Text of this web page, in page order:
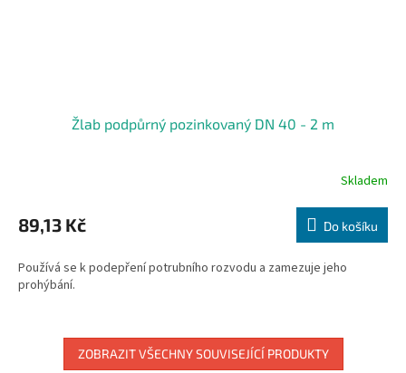
Žlab podpůrný pozinkovaný DN 40 - 2 m
Skladem
89,13 Kč Do košíku
Používá se k podepření potrubního rozvodu a zamezuje jeho
prohýbání.
ZOBRAZIT VŠECHNY SOUVISEJÍCÍ PRODUKTY